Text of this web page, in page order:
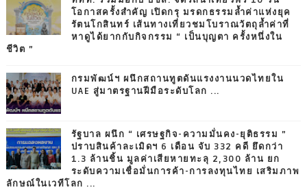
โอกาสครั้งสำคัญ เปิดกรุ มรดกธรรมล้ำค่าแห่งยุค
รัตนโกสินทร์ เส้นทางเที่ยวชมโบราณวัตถุล้ำค่าที่
หาดูได้ยากกับกิจกรรม “ เป็นบุญตา ครั้งหนึ่งใน
ชีวิต ”
กรมพัฒน์ฯ ผนึกสถานทูตดันแรงงานนวดไทยใน
UAE สู่มาตรฐานฝีมือระดับโลก ...
รัฐบาล ผนึก “ เศรษฐกิจ-ความมั่นคง-ยุติธรรม ”
ปราบสินค้าละเมิดฯ 6 เดือน จับ 332 คดี ยึดกว่า
1.3 ล้านชิ้น มูลค่าเสียหายทะลุ 2,300 ล้าน ยก
ระดับความเชื่อมั่นการค้า-การลงทุนไทย เสริมภาพ
ลักษณ์ในเวทีโลก ...